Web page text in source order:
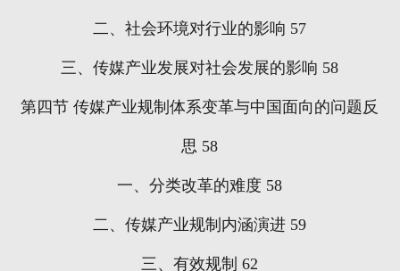
二、社会环境对行业的影响 57
三、传媒产业发展对社会发展的影响 58
第四节 传媒产业规制体系变革与中国面向的问题反
思 58
一、分类改革的难度 58
二、传媒产业规制内涵演进 59
三、有效规制 62